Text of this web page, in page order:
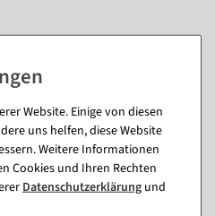
diesem Produkt
(8)
Website. Einige von diesen
uns helfen, diese Website
Weitere Informationen
Cookies und Ihren Rechten
Daten­schutz­erklärung und